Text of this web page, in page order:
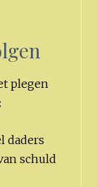
plegen
daders
schuld